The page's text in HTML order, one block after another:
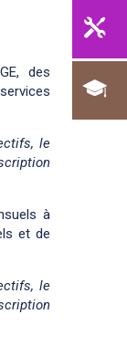
des
le
à
et de
le